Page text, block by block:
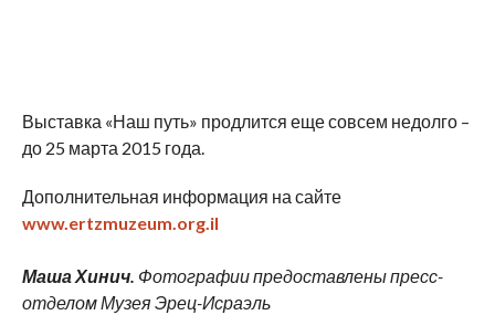
Выставка «Наш путь» продлится еще совсем недолго –
до 25 марта 2015 года.
Дополнительная информация на сайте
www.ertzmuzeum.org.il
Маша Хинич. Фотографии предоставлены пресс-
отделом Музея Эрец-Исраэль